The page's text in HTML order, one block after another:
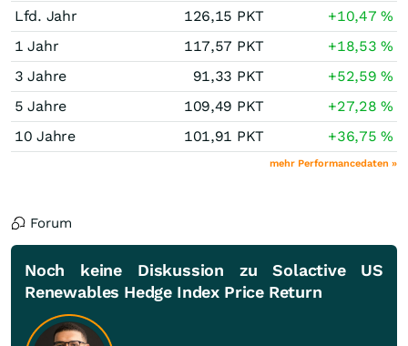
Lfd. Jahr
126,15 PKT +10,47%
1 Jahr
117,57 PKT +18,53%
3 Jahre
91,33 PKT +52,59%
5 Jahre
109,49 PKT +27,28%
10 Jahre
101,91 PKT +36,75%
mehr Performancedaten »
Forum
Noch keine Diskussion zu Solactive US
Renewables Hedge Index Price Return